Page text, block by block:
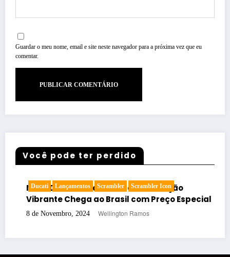
Guardar o meu nome, email e site neste navegador para a próxima vez que eu
comentar.
Você pode ter perdido
Ducati Lançamentos Scrambler Scrambler Icon
Nova Ducati Scrambler Icon: Geração
Vibrante Chega ao Brasil com Preço Especial
8 de Novembro, 2024 Wellington Ramos